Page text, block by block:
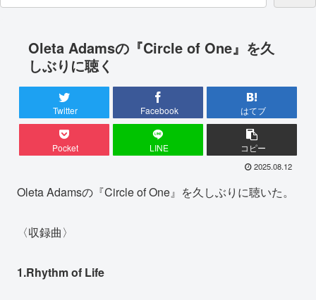
Oleta Adamsの『Circle of One』を久
しぶりに聴く
Twitter Facebook はてブ
Pocket LINE コピー
2025.08.12
Oleta Adamsの『Circle of One』を久しぶりに聴いた。
〈収録曲〉
1.Rhythm of Life